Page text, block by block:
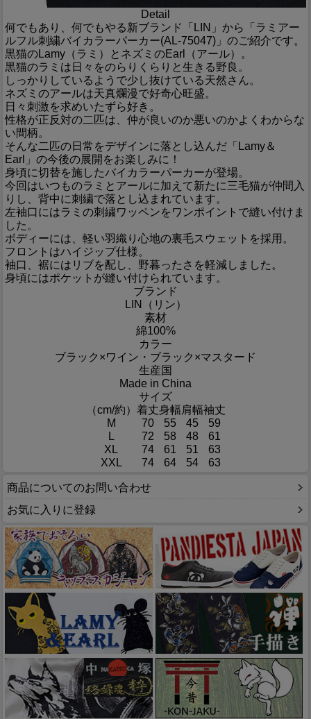
Detail
何でもあり、何でもやる新ブランド「LIN」から「ラミアー
ルフル刺繍バイカラーパーカー(AL-75047)」のご紹介です。
黒猫のLamy（ラミ）とネズミのEarl（アール）。
黒猫のラミは日々をのらりくらりと生きる野良。
しっかりしているようで少し抜けている天然さん。
ネズミのアールは天真爛漫で好奇心旺盛。
日々刺激を求めいたずら好き。
性格が正反対の二匹は、仲が良いのか悪いのかよくわからな
い間柄。
そんな二匹の日常をデザインに落とし込んだ「Lamy＆
Earl」の今後の展開をお楽しみに！
身頃に切替を施したバイカラーパーカーが登場。
今回はいつものラミとアールに加えて新たに三毛猫が仲間入
りし、背中に刺繍で落とし込まれています。
左袖口にはラミの刺繍ワッペンをワンポイントで縫い付けま
した。
ボディーには、軽い羽織り心地の裏毛スウェットを採用。
フロントはハイジップ仕様。
袖口、裾にはリブを配し、野暮ったさを軽減しました。
身頃にはポケットが縫い付けられています。
ブランド
LIN（リン）
素材
綿100%
カラー
ブラック×ワイン・ブラック×マスタード
生産国
Made in China
サイズ
（cm/約） 着丈身幅肩幅袖丈
M
70 55 45
59
L
72 58 48
61
XL
74 61 51
63
XXL
74 64 54 63
商品についてのお問い合わせ
お気に入りに登録